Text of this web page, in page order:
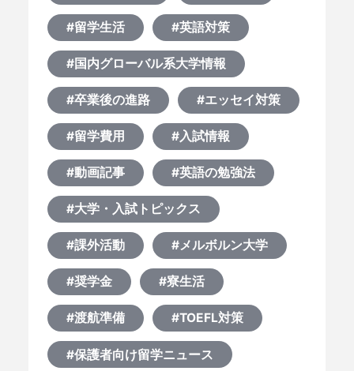
#留学生活 #英語対策
#国内グローバル系大学情報
#卒業後の進路 #エッセイ対策
#留学費用 #入試情報
#動画記事 #英語の勉強法
#大学・入試トピックス
#課外活動 #メルボルン大学
#奨学金 #寮生活
#渡航準備 #TOEFL対策
#保護者向け留学ニュース